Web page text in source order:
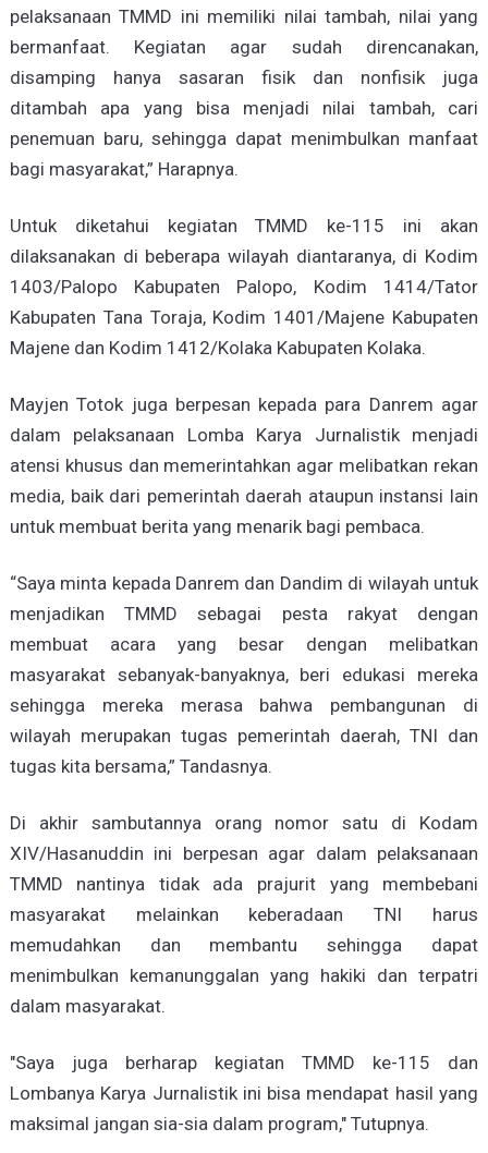
pelaksanaan TMMD ini memiliki nilai tambah, nilai yang
bermanfaat. Kegiatan agar sudah direncanakan,
disamping hanya sasaran fisik dan nonfisik juga
ditambah apa yang bisa menjadi nilai tambah, cari
penemuan baru, sehingga dapat menimbulkan manfaat
bagi masyarakat,” Harapnya.
Untuk diketahui kegiatan TMMD ke-115 ini akan
dilaksanakan di beberapa wilayah diantaranya, di Kodim
1403/Palopo Kabupaten Palopo, Kodim 1414/Tator
Kabupaten Tana Toraja, Kodim 1401/Majene Kabupaten
Majene dan Kodim 1412/Kolaka Kabupaten Kolaka.
Mayjen Totok juga berpesan kepada para Danrem agar
dalam pelaksanaan Lomba Karya Jurnalistik menjadi
atensi khusus dan memerintahkan agar melibatkan rekan
media, baik dari pemerintah daerah ataupun instansi lain
untuk membuat berita yang menarik bagi pembaca.
“Saya minta kepada Danrem dan Dandim di wilayah untuk
menjadikan TMMD sebagai pesta rakyat dengan
membuat acara yang besar dengan melibatkan
masyarakat sebanyak-banyaknya, beri edukasi mereka
sehingga mereka merasa bahwa pembangunan di
wilayah merupakan tugas pemerintah daerah, TNI dan
tugas kita bersama,” Tandasnya.
Di akhir sambutannya orang nomor satu di Kodam
XIV/Hasanuddin ini berpesan agar dalam pelaksanaan
TMMD nantinya tidak ada prajurit yang membebani
masyarakat melainkan keberadaan TNI harus
memudahkan dan membantu sehingga dapat
menimbulkan kemanunggalan yang hakiki dan terpatri
dalam masyarakat.
"Saya juga berharap kegiatan TMMD ke-115 dan
Lombanya Karya Jurnalistik ini bisa mendapat hasil yang
maksimal jangan sia-sia dalam program," Tutupnya.